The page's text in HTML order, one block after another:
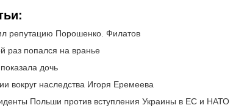
репутацию Порошенко. Филатов
раз попался на вранье
дочь
вокруг наследства Игоря Еремеева
Польши против вступления Украины в ЕС и НАТО